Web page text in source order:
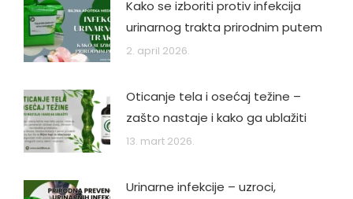
Kako se izboriti protiv infekcija
urinarnog trakta prirodnim putem
2. april 2026.
Oticanje tela i osećaj težine –
zašto nastaje i kako ga ublažiti
13. mart 2026.
Urinarne infekcije – uzroci,